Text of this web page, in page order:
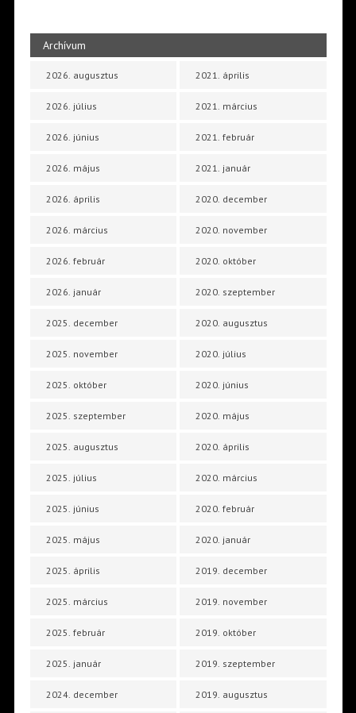
Archívum
2026. augusztus
2026. július
2026. június
2026. május
2026. április
2026. március
2026. február
2026. január
2025. december
2025. november
2025. október
2025. szeptember
2025. augusztus
2025. július
2025. június
2025. május
2025. április
2025. március
2025. február
2025. január
2024. december
2021. április
2021. március
2021. február
2021. január
2020. december
2020. november
2020. október
2020. szeptember
2020. augusztus
2020. július
2020. június
2020. május
2020. április
2020. március
2020. február
2020. január
2019. december
2019. november
2019. október
2019. szeptember
2019. augusztus